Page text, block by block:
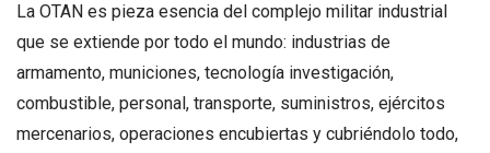
La OTAN es pieza esencia del complejo militar industrial
que se extiende por todo el mundo: industrias de
armamento, municiones, tecnología investigación,
combustible, personal, transporte, suministros, ejércitos
mercenarios, operaciones encubiertas y cubriéndolo todo,